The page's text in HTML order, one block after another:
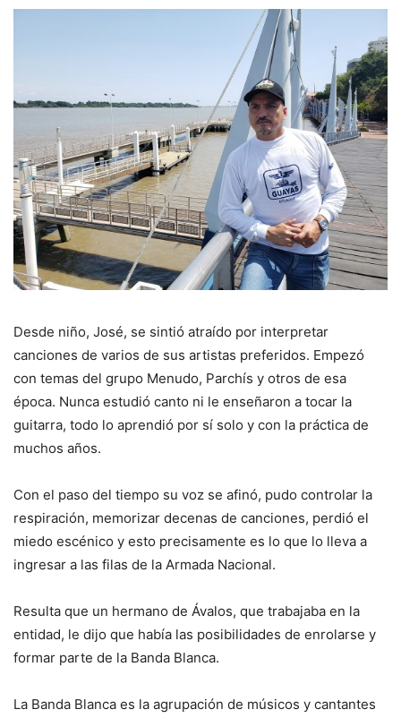
Desde niño, José, se sintió atraído por interpretar
canciones de varios de sus artistas preferidos. Empezó
con temas del grupo Menudo, Parchís y otros de esa
época. Nunca estudió canto ni le enseñaron a tocar la
guitarra, todo lo aprendió por sí solo y con la práctica de
muchos años.
Con el paso del tiempo su voz se afinó, pudo controlar la
respiración, memorizar decenas de canciones, perdió el
miedo escénico y esto precisamente es lo que lo lleva a
ingresar a las filas de la Armada Nacional.
Resulta que un hermano de Ávalos, que trabajaba en la
entidad, le dijo que había las posibilidades de enrolarse y
formar parte de la Banda Blanca.
La Banda Blanca es la agrupación de músicos y cantantes